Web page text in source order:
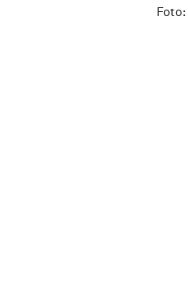
Foto: